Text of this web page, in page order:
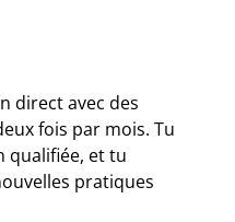
direct avec des
fois par mois. Tu
qualifiée, et tu
pratiques